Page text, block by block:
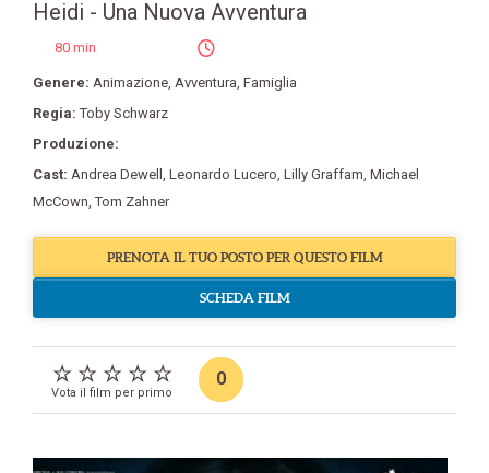
Heidi - Una Nuova Avventura
80 min
Genere: Animazione Avventura Famiglia
Regia:Toby Schwarz
Produzione:
Cast: Andrea Dewell Leonardo Lucero Lilly Graffam Michael
McCown ,Tom Zahner
PRENOTA IL TUO POSTO PER QUESTO FILM
SCHEDA FILM
Vota il film per primo
0